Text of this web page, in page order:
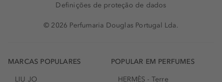
Definições de proteção de dados
© 2026 Perfumaria Douglas Portugal Lda.
MARCAS POPULARES
LIU JO
POPULAR EM PERFUMES
HERMÈS - Terre